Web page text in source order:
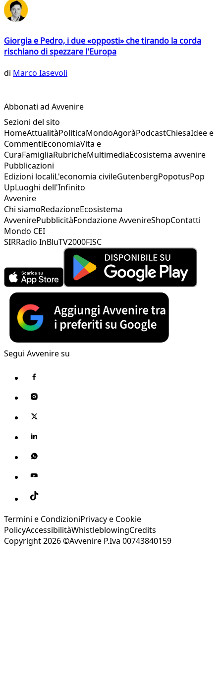
Giorgia e Pedro, i due «opposti» che tirando la corda
rischiano di spezzare l'Europa
di Marco Iasevoli
Abbonati ad Avvenire
Sezioni del sito
HomeAttualitàPoliticaMondoAgoràPodcastChiesaIdee e
CommentiEconomiaVita e
CuraFamigliaRubricheMultimediaEcosistema avvenire
Pubblicazioni
Edizioni localiL'economia civileGutenbergPopotusPop
UpLuoghi dell'Infinito
Avvenire
Chi siamoRedazioneEcosistema
AvvenirePubblicitàFondazione AvvenireShopContatti
Mondo CEI
SIRRadio InBluTV2000FISC
Segui Avvenire su
Termini e CondizioniPrivacy e Cookie
PolicyAccessibilitàWhistleblowingCredits
Copyright 2026 ©Avvenire P.Iva 00743840159